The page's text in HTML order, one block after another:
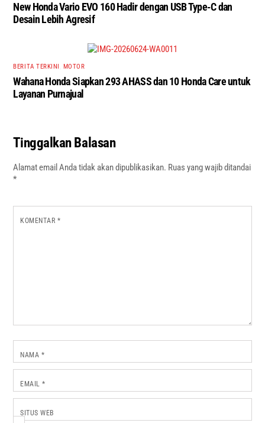
New Honda Vario EVO 160 Hadir dengan USB Type-C dan
Desain Lebih Agresif
BERITA TERKINI MOTOR
Wahana Honda Siapkan 293 AHASS dan 10 Honda Care untuk
Layanan Purnajual
Tinggalkan Balasan
Alamat email Anda tidak akan dipublikasikan. Ruas yang wajib ditandai
*
KOMENTAR *
NAMA *
EMAIL*
SITUS WEB